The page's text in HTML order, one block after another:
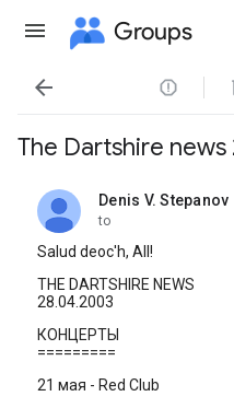
Groups

The Dartshire news
Denis V. Stepanov
unread,
to
Salud deoc'h, All!
THE DARTSHIRE NEWS
28.04.2003
КОHЦЕРТЫ
=========
21 мая - Red Club